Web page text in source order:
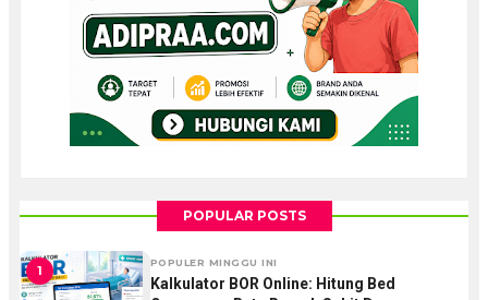
POPULAR POSTS
1 POPULER MINGGU INI
Kalkulator BOR Online: Hitung Bed